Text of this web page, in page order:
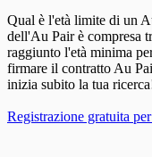
Qual è l'età limite di un
dell'Au Pair è compresa
raggiunto l'età minima
firmare il contratto Au
inizia subito la tua
Registrazione gratuita